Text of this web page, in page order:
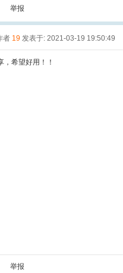
举报
者 19 发表于: 2021-03-19 19:50:49
，希望好用！！
举报